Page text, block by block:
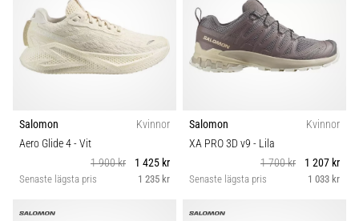
Salomon
Kvinnor
Aero Glide 4- Vit
1 900 kr
1 425 kr
Senaste lägsta pris 1 235 kr
Salomon
Kvinnor
XA PRO 3D v9 - Lila
1 700 kr
1 207 kr
Senaste lägsta pris 1 033 kr